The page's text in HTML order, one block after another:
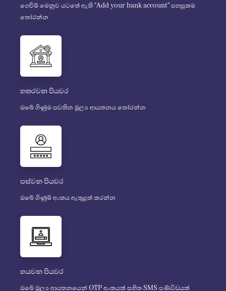
ගෙවීම් මෙනුව යටතේ ඇති “Add your bank account” පහසුකම
තෝරන්න
හතරවන පියවර
ඔබේ ගිණුම පවතින මූල්‍ය ආයතනය තෝරන්න
පස්වන පියවර
ඔබේ ගිණුම් අංකය ඇතුළත් කරන්න
හයවන පියවර
ඔබේ මූල්‍ය ආයතනයෙන් OTP අංකයක් සහිත SMS පණිවිඩයක්